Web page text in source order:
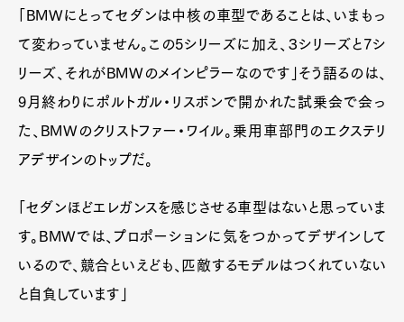
「BMWにとってセダンは中核の車型であることは、いまもっ
て変わっていません。この5シリーズに加え、３シリーズと7シ
リーズ、それがBMWのメインピラーなのです」そう語るのは、
9月終わりにポルトガル・リスボンで開かれた試乗会で会っ
た、BMWのクリストファー・ワイル。乗用車部門のエクステリ
アデザインのトップだ。
「セダンほどエレガンスを感じさせる車型はないと思っていま
す。BMWでは、プロポーションに気をつかってデザインして
いるので、競合といえども、匹敵するモデルはつくれていない
と自負しています」